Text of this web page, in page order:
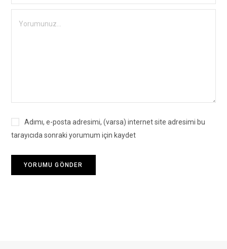
Adımı, e-posta adresimi, (varsa) internet site adresimi bu
tarayıcıda sonraki yorumum için kaydet